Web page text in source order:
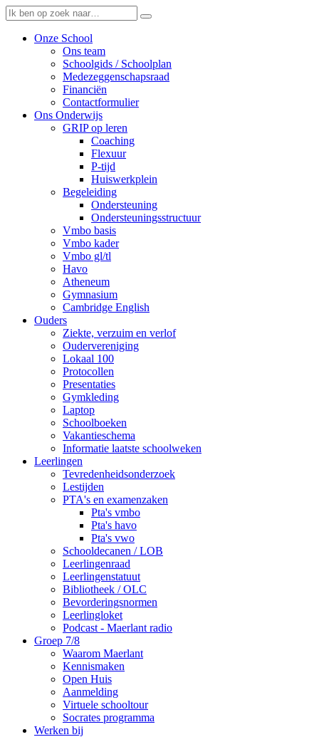
Onze School
Ons team
Schoolgids / Schoolplan
Medezeggenschapsraad
Financiën
Contactformulier
Ons Onderwijs
GRIP op leren
Coaching
Flexuur
P-tijd
Huiswerkplein
Begeleiding
Ondersteuning
Ondersteuningsstructuur
Vmbo basis
Vmbo kader
Vmbo gl/tl
Havo
Atheneum
Gymnasium
Cambridge English
Ouders
Ziekte, verzuim en verlof
Oudervereniging
Lokaal 100
Protocollen
Presentaties
Gymkleding
Laptop
Schoolboeken
Vakantieschema
Informatie laatste schoolweken
Leerlingen
Tevredenheidsonderzoek
Lestijden
PTA's en examenzaken
Pta's vmbo
Pta's havo
Pta's vwo
Schooldecanen / LOB
Leerlingenraad
Leerlingenstatuut
Bibliotheek / OLC
Bevorderingsnormen
Leerlingloket
Podcast - Maerlant radio
Groep 7/8
Waarom Maerlant
Kennismaken
Open Huis
Aanmelding
Virtuele schooltour
Socrates programma
Werken bij